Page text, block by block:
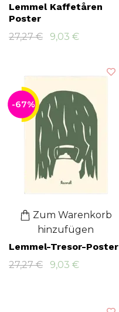
Lemmel Kaffetåren
Poster
27,27 €
9,03 €
-67%
Zum Warenkorb
hinzufügen
Lemmel-Tresor-Poster
27,27 €
9,03 €